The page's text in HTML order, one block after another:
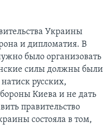
Украины
и дипломатия. В
было организовать
силы должны были
русских,
Киева и не дать
правительство
состояла в том,